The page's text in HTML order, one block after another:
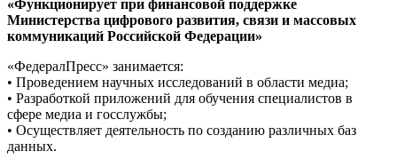
«Функционирует при финансовой поддержке
Министерства цифрового развития, связи и массовых
коммуникаций Российской Федерации»
«ФедералПресс» занимается:
• Проведением научных исследований в области медиа;
• Разработкой приложений для обучения специалистов в
сфере медиа и госслужбы;
• Осуществляет деятельность по созданию различных баз
данных.